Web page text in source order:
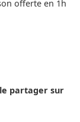
offerte en 1h
le partager sur